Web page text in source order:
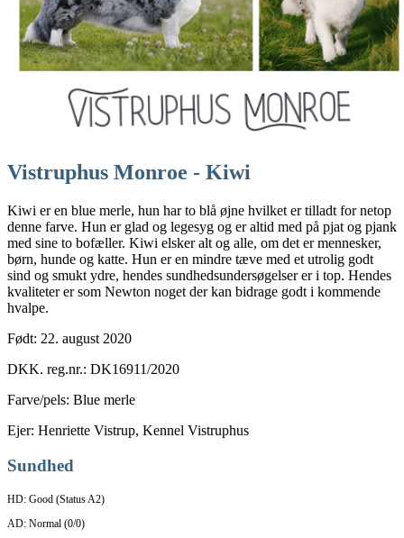
Vistruphus Monroe - Kiwi
Kiwi er en blue merle, hun har to blå øjne hvilket er tilladt for netop
denne farve. Hun er glad og legesyg og er altid med på pjat og pjank
med sine to bofæller. Kiwi elsker alt og alle, om det er mennesker,
børn, hunde og katte. Hun er en mindre tæve med et utrolig godt
sind og smukt ydre, hendes sundhedsundersøgelser er i top. Hendes
kvaliteter er som Newton noget der kan bidrage godt i kommende
hvalpe.
Født: 22. august 2020
DKK. reg.nr.: DK16911/2020
Farve/pels: Blue merle
Ejer: Henriette Vistrup, Kennel Vistruphus
Sundhed
HD: Good (Status A2)
AD: Normal (0/0)